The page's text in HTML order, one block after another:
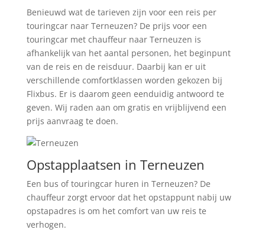
Benieuwd wat de tarieven zijn voor een reis per
touringcar naar Terneuzen? De prijs voor een
touringcar met chauffeur naar Terneuzen is
afhankelijk van het aantal personen, het beginpunt
van de reis en de reisduur. Daarbij kan er uit
verschillende comfortklassen worden gekozen bij
Flixbus. Er is daarom geen eenduidig antwoord te
geven. Wij raden aan om gratis en vrijblijvend een
prijs aanvraag te doen.
Opstapplaatsen in Terneuzen
Een bus of touringcar huren in Terneuzen? De
chauffeur zorgt ervoor dat het opstappunt nabij uw
opstapadres is om het comfort van uw reis te
verhogen.